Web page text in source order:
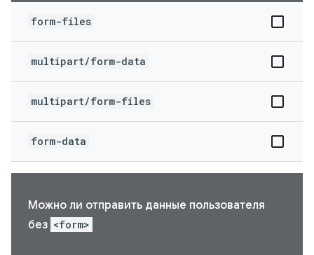
form-files
multipart/form-data
multipart/form-files
form-data
Можно ли отправить данные пользователя
без <form>